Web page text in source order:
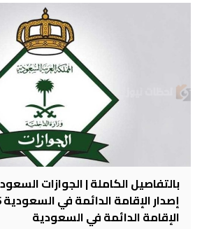
بالتفاصيل الكاملة | الجوازات
الإقامة الدائمة في السعودية